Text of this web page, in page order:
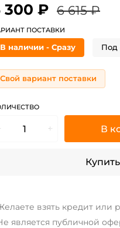
300 ₽ 6 615 ₽
В
ПОСТАВКИ
В наличии - Сразу Под
Свой вариант поставки
взять кредит или
является публичной